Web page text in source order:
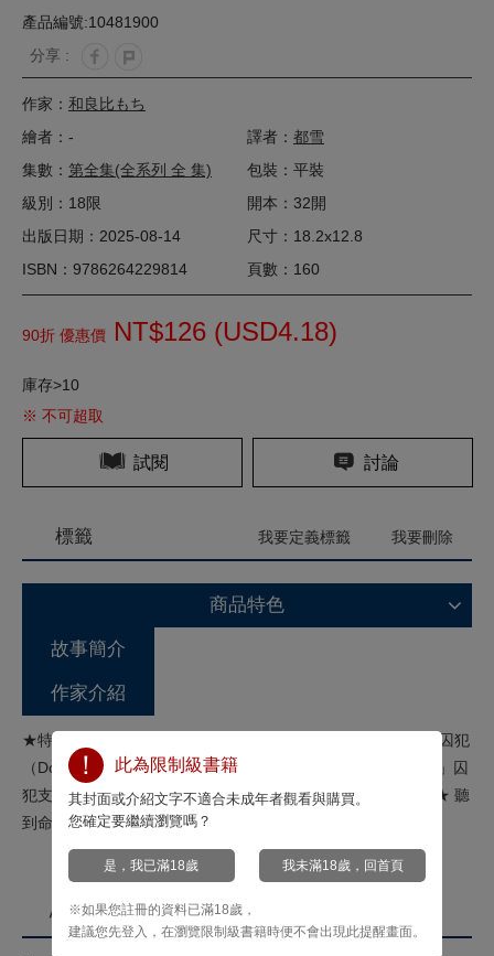
產品編號:10481900
分享 :
作家： 和良比もち
繪者：-
譯者： 都雪
集數： 第全集(全系列 全 集)
包裝：平裝
級別：18限
開本：32開
出版日期：2025-08-14
尺寸：18.2x12.8
ISBN：9786264229814
頁數：160
90折 優惠價 NT$126 (USD4.18)
庫存>10
※ 不可超取
試閱 討論
標籤 我要定義標籤 我要刪除
商品特色
故事簡介
作家介紹
★特別附錄：雙面典藏卡１張★初次連載作品單行本化★危險囚犯
（Dom）Ｘ高傲獄警（Sub）★獄警是支配方。絕對不該「被」囚
犯支配⋯絕對不能──★ 獄警大人發情的臉⋯還真是可愛呢。★ 聽
到命令便無法逃離⋯以下剋上的監獄ＢＬ
心情投票
此為限制級書籍
其封面或介紹文字不適合未成年者觀看與購買。
您確定要繼續瀏覽嗎？
是，我已滿18歲 我未滿18歲，回首頁
※如果您註冊的資料已滿18歲，
建議您先登入，在瀏覽限制級書籍時便不會出現此提醒畫面。